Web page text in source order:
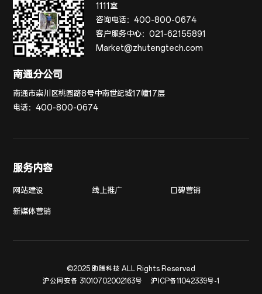
1111室
咨询电话：400-800-0674
客户服务中心：021-62155891
Market@zhutengtech.com
南通分公司
南通市崇川区桃园路8号中南世纪城17幢17层
电话：400-800-0674
服务内容
网站建设 线上推广 口碑营销
新媒体营销
©2025 助腾科技 ALL Rights Reserved
沪公网安备 31010702002163号
沪ICP备11042339号-1